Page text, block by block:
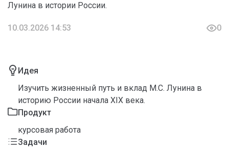
Лунина в истории России.
10.03.2026 14:53 0
Идея
Изучить жизненный путь и вклад М.С. Лунина в
историю России начала XIX века.
Продукт
курсовая работа
Задачи